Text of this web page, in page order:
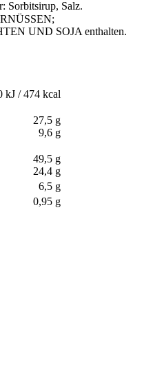
Sorbitsirup, Salz.
UND SOJA enthalten.
kJ / 474 kcal
27,5 g
9,6 g
49,5 g
24,4 g
6,5 g
0,95 g